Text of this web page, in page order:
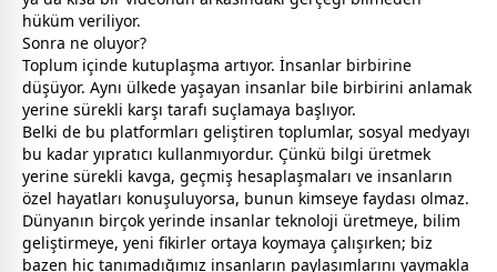
hüküm veriliyor.
Sonra ne oluyor?
Toplum içinde kutuplaşma artıyor. İnsanlar birbirine
düşüyor. Aynı ülkede yaşayan insanlar bile birbirini anlamak
yerine sürekli karşı tarafı suçlamaya başlıyor.
Belki de bu platformları geliştiren toplumlar, sosyal medyayı
bu kadar yıpratıcı kullanmıyordur. Çünkü bilgi üretmek
yerine sürekli kavga, geçmiş hesaplaşmaları ve insanların
özel hayatları konuşuluyorsa, bunun kimseye faydası olmaz.
Dünyanın birçok yerinde insanlar teknoloji üretmeye, bilim
geliştirmeye, yeni fikirler ortaya koymaya çalışırken; biz
bazen hiç tanımadığımız insanların paylaşımlarını yaymakla